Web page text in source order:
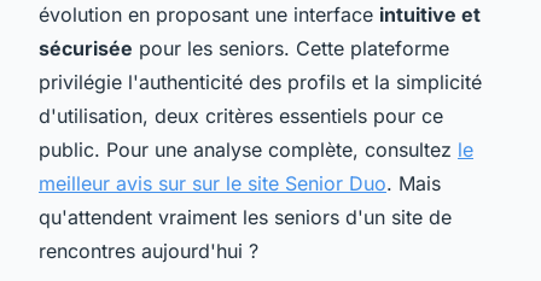
évolution en proposant une interface intuitive et
sécurisée pour les seniors. Cette plateforme
privilégie l'authenticité des profils et la simplicité
d'utilisation, deux critères essentiels pour ce
public. Pour une analyse complète, consultez le
meilleur avis sur sur le site Senior Duo. Mais
qu'attendent vraiment les seniors d'un site de
rencontres aujourd'hui ?